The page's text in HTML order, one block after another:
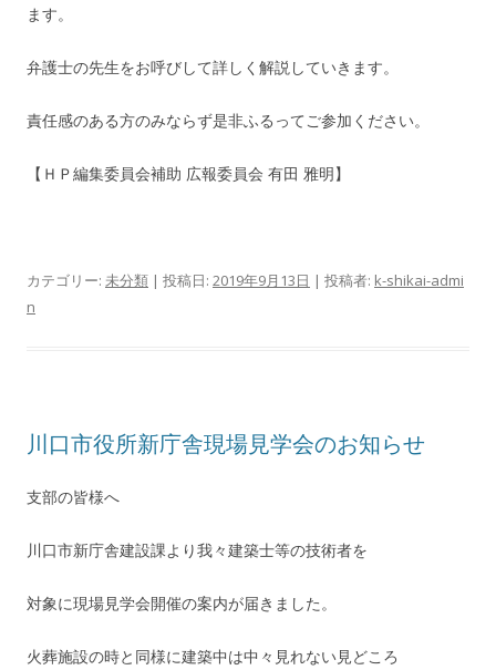
ます。
弁護士の先生をお呼びして詳しく解説していきます。
責任感のある方のみならず是非ふるってご参加ください。
【ＨＰ編集委員会補助 広報委員会 有田 雅明】
カテゴリー: 未分類 | 投稿日: 2019年9月13日 | 投稿者: k-shikai-admi
n
川口市役所新庁舎現場見学会のお知らせ
支部の皆様へ
川口市新庁舎建設課より我々建築士等の技術者を
対象に現場見学会開催の案内が届きました。
火葬施設の時と同様に建築中は中々見れない見どころ